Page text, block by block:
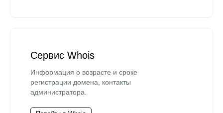
Сервис Whois
Информация о возрасте и сроке
регистрации домена, контакты
администратора.